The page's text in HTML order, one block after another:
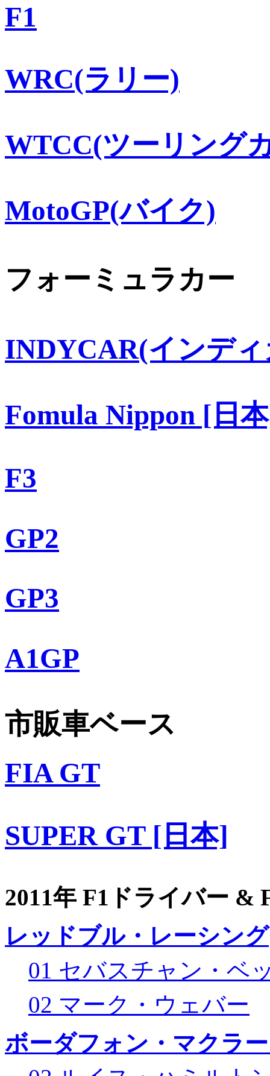
F1
WRC(ラリー)
WTCC(ツーリング
MotoGP(バイク)
フォーミュラカー
INDYCAR(インデ
Fomula Nippon [日
F3
GP2
GP3
A1GP
市販車ベース
FIA GT
SUPER GT [日本]
2011年 F1ドライバー &
レッドブル・レーシング
01 セバスチャン・ベ
02 マーク・ウェバー
ボーダフォン・マクラ